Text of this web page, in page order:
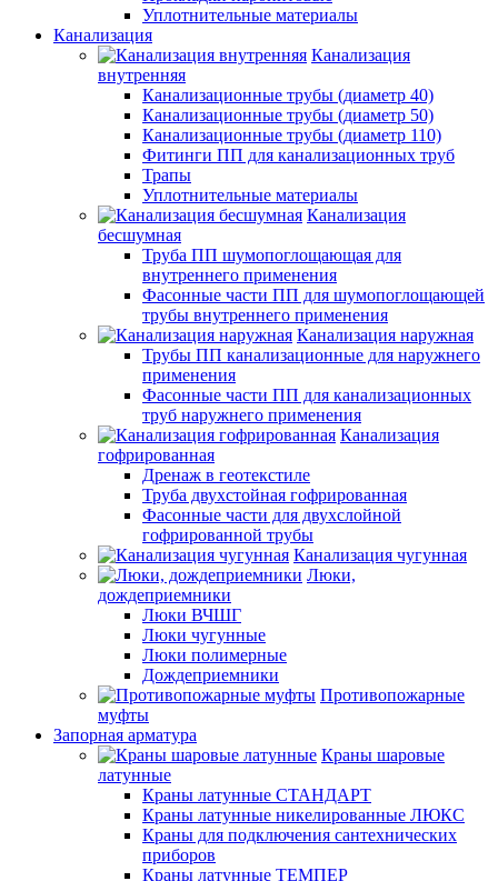
Уплотнительные материалы
Канализация
Канализация
внутренняя
Канализационные трубы (диаметр 40)
Канализационные трубы (диаметр 50)
Канализационные трубы (диаметр 110)
Фитинги ПП для канализационных труб
Трапы
Уплотнительные материалы
Канализация
бесшумная
Труба ПП шумопоглощающая для
внутреннего применения
Фасонные части ПП для шумопоглощающей
трубы внутреннего применения
Канализация наружная
Трубы ПП канализационные для наружнего
применения
Фасонные части ПП для канализационных
труб наружнего применения
Канализация
гофрированная
Дренаж в геотекстиле
Труба двухстойная гофрированная
Фасонные части для двухслойной
гофрированной трубы
Канализация чугунная
Люки,
дождеприемники
Люки ВЧШГ
Люки чугунные
Люки полимерные
Дождеприемники
Противопожарные
муфты
Запорная арматура
Краны шаровые
латунные
Краны латунные СТАНДАРТ
Краны латунные никелированные ЛЮКС
Краны для подключения сантехнических
приборов
Краны латунные ТЕМПЕР